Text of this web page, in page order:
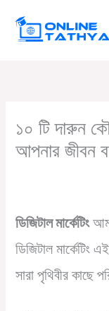
১০ টি দারুন
আপনার জীবন
ডিজিটাল মার্কেটিং
ডিজিটাল
সারা পৃথিবীর কাছে